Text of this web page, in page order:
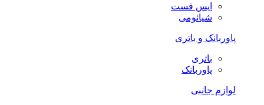
ایس فست
شیائومی
پاوربانک و باتری
باتری
پاوربانک
لوازم جانبی